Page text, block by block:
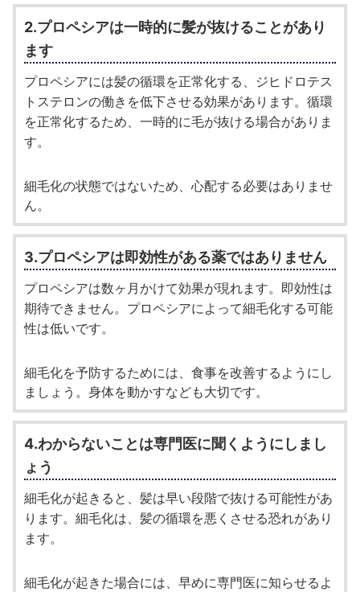
2.プロペシアは一時的に髪が抜けることがあり
ます
プロペシアには髪の循環を正常化する、ジヒドロテス
トステロンの働きを低下させる効果があります。循環
を正常化するため、一時的に毛が抜ける場合がありま
す。
細毛化の状態ではないため、心配する必要はありませ
ん。
3.プロペシアは即効性がある薬ではありません
プロペシアは数ヶ月かけて効果が現れます。即効性は
期待できません。プロペシアによって細毛化する可能
性は低いです。
細毛化を予防するためには、食事を改善するようにし
ましょう。身体を動かすなども大切です。
4.わからないことは専門医に聞くようにしまし
ょう
細毛化が起きると、髪は早い段階で抜ける可能性があ
ります。細毛化は、髪の循環を悪くさせる恐れがあり
ます。
細毛化が起きた場合には、早めに専門医に知らせるよ